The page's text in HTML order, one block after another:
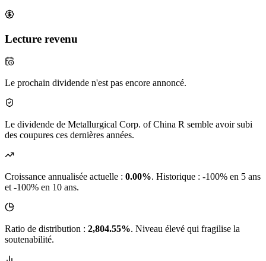
Lecture revenu
Le prochain dividende n'est pas encore annoncé.
Le dividende de Metallurgical Corp. of China R semble avoir subi
des coupures ces dernières années.
Croissance annualisée actuelle : 0.00%. Historique : -100% en 5 ans
et -100% en 10 ans.
Ratio de distribution : 2,804.55%. Niveau élevé qui fragilise la
soutenabilité.